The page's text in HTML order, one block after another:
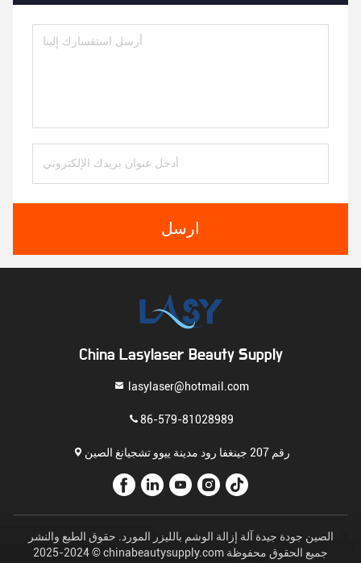
ارسل
China Lasylaser Beauty Supply
lasylaser@hotmail.com
86-579-81028989
رقم 207 جينغفا رود مدينة ييوو تشجيانغ الصين
الصين جودة جيدة آلة إزالة الوشم بالليزر المورد. حقوق الطبع والنشر
© 2024-2025 chinabeautysupply.com جميع الحقوق محفوظة